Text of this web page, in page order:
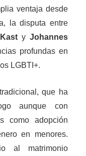
ventaja desde
la disputa entre
y Johannes
profundas en
LGBTI+.
que ha
aunque con
como adopción
en menores.
al matrimonio